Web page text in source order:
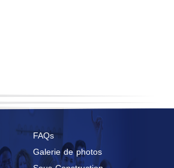
FAQs
Galerie de photos